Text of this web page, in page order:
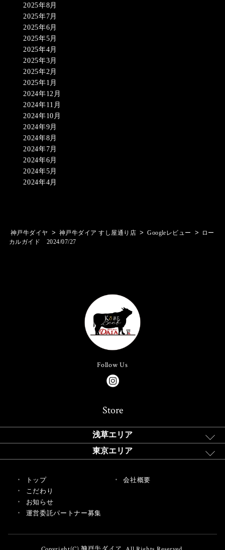
2025年8月
2025年7月
2025年6月
2025年5月
2025年4月
2025年3月
2025年2月
2025年1月
2024年12月
2024年11月
2024年10月
2024年9月
2024年8月
2024年7月
2024年6月
2024年5月
2024年4月
神戸牛ダイヤ > 神戸牛ダイア すし屋通り店 > Googleレビュー >
ロー
カルガイド 2024/07/27
Follow Us
Store
浅草エリア
東京エリア
トップ
こだわり
お知らせ
運営委託パートナー募集
会社概要